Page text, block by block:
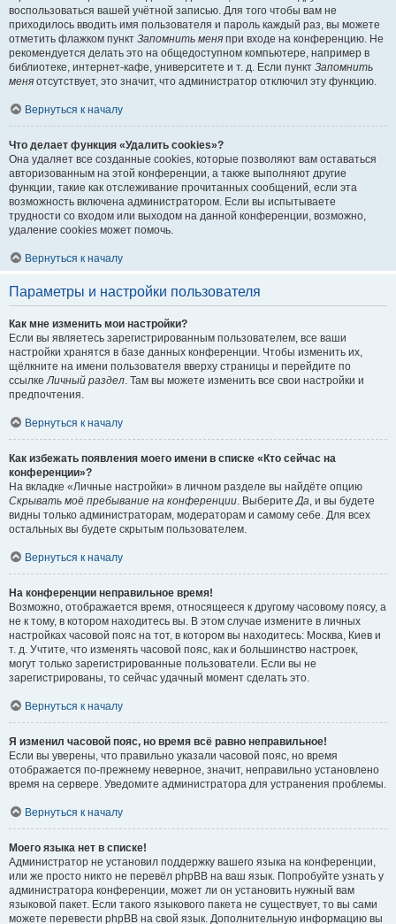
воспользоваться вашей учётной записью. Для того чтобы вам не
приходилось вводить имя пользователя и пароль каждый раз, вы можете
отметить флажком пункт Запомнить меня при входе на конференцию. Не
рекомендуется делать это на общедоступном компьютере, например в
библиотеке, интернет-кафе, университете и т. д. Если пункт Запомнить
меня отсутствует, это значит, что администратор отключил эту функцию.
Вернуться к началу
Что делает функция «Удалить cookies»?
Она удаляет все созданные cookies, которые позволяют вам оставаться
авторизованным на этой конференции, а также выполняют другие
функции, такие как отслеживание прочитанных сообщений, если эта
возможность включена администратором. Если вы испытываете
трудности со входом или выходом на данной конференции, возможно,
удаление cookies может помочь.
Вернуться к началу
Параметры и настройки пользователя
Как мне изменить мои настройки?
Если вы являетесь зарегистрированным пользователем, все ваши
настройки хранятся в базе данных конференции. Чтобы изменить их,
щёлкните на имени пользователя вверху страницы и перейдите по
ссылкеЛичный раздел. Там вы можете изменить все свои настройки и
предпочтения.
Вернуться к началу
Как избежать появления моего имени в списке «Кто сейчас на
конференции»?
На вкладке «Личные настройки» в личном разделе вы найдёте опцию
Скрывать моё пребывание на конференции. ВыберитеДа, и вы будете
видны только администраторам, модераторам и самому себе. Для всех
остальных вы будете скрытым пользователем.
Вернуться к началу
На конференции неправильное время!
Возможно, отображается время, относящееся к другому часовому поясу, а
не к тому, в котором находитесь вы. В этом случае измените в личных
настройках часовой пояс на тот, в котором вы находитесь: Москва, Киев и
т. д. Учтите, что изменять часовой пояс, как и большинство настроек,
могут только зарегистрированные пользователи. Если вы не
зарегистрированы, то сейчас удачный момент сделать это.
Вернуться к началу
Я изменил часовой пояс, но время всё равно неправильное!
Если вы уверены, что правильно указали часовой пояс, но время
отображается по-прежнему неверное, значит, неправильно установлено
время на сервере. Уведомите администратора для устранения проблемы.
Вернуться к началу
Моего языка нет в списке!
Администратор не установил поддержку вашего языка на конференции,
или же просто никто не перевёл phpBB на ваш язык. Попробуйте узнать у
администратора конференции, может ли он установить нужный вам
языковой пакет. Если такого языкового пакета не существует, то вы сами
можете перевести phpBB на свой язык. Дополнительную информацию вы